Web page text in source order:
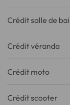
Crédit salle de
Crédit véranda
Crédit moto
Crédit scooter